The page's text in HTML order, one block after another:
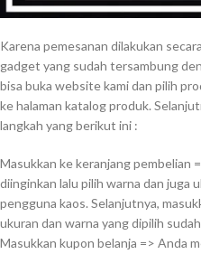
Karena pemesanan dilakukan
gadget yang sudah tersambung
bisa buka website kami dan pilih
ke halaman katalog produk.
langkah yang berikut ini :
Masukkan ke keranjang pembelian
diinginkan lalu pilih warna dan juga
pengguna kaos. Selanjutnya,
ukuran dan warna yang dipilih
Masukkan kupon belanja => Anda